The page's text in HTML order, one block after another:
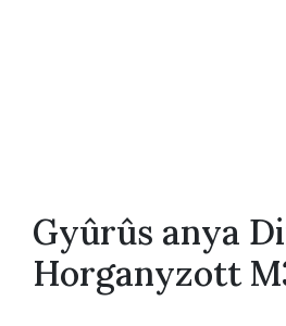
Gyûrûs anya
Horganyzott